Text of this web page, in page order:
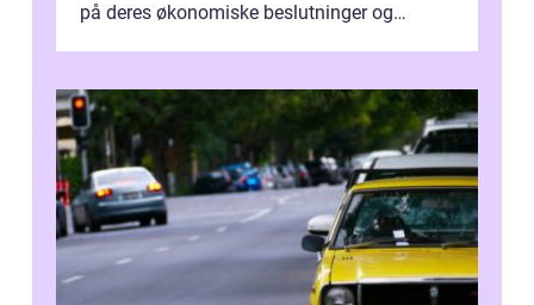
på deres økonomiske beslutninger og